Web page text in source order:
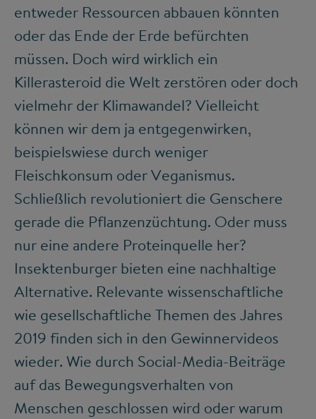
entweder Ressourcen abbauen könnten
oder das Ende der Erde befürchten
müssen. Doch wird wirklich ein
Killerasteroid die Welt zerstören oder doch
vielmehr der Klimawandel? Vielleicht
können wir dem ja entgegenwirken,
beispielswiese durch weniger
Fleischkonsum oder Veganismus.
Schließlich revolutioniert die Genschere
gerade die Pflanzenzüchtung. Oder muss
nur eine andere Proteinquelle her?
Insektenburger bieten eine nachhaltige
Alternative. Relevante wissenschaftliche
wie gesellschaftliche Themen des Jahres
2019 finden sich in den Gewinnervideos
wieder. Wie durch Social-Media-Beiträge
auf das Bewegungsverhalten von
Menschen geschlossen wird oder warum